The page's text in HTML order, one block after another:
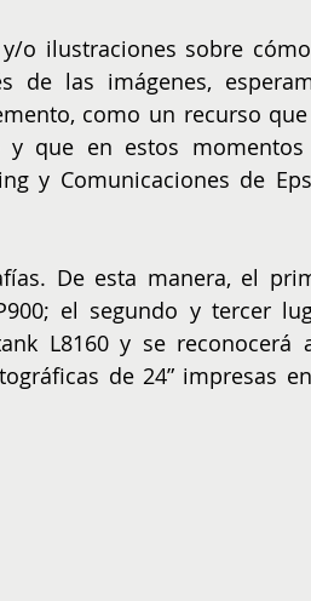
o ilustraciones sobre
de las imágenes,
como un recurso
que en estos momentos
y Comunicaciones de
De esta manera, el
el segundo y tercer
L8160 y se reconocerá
de 24” impresas